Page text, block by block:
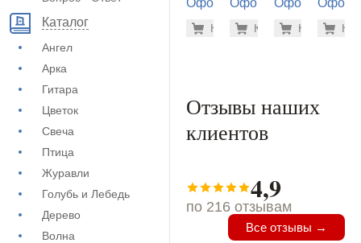
Каталог
Ангел
Арка
Гитара
Цветок
Свеча
Птица
Журавли
Голубь и Лебедь
Дерево
Волна
Оформление
(73-408)
-7% 1.900
Купить
Оформление
(71-361)
-7%
Купить
Оформление
(73-528)
-
Купить(71-
Отзывы наших
клиентов
4,9
по 216 отзывам
Все отзывы →